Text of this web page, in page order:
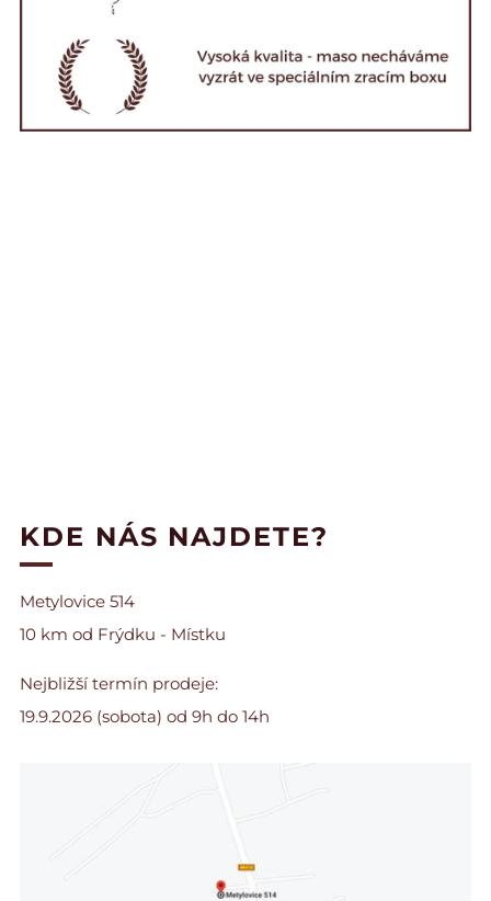
KDE NÁS NAJDETE?
Metylovice 514
10 km od Frýdku - Místku
Nejbližší termín prodeje:
19.9.2026 (sobota) od 9h do 14h